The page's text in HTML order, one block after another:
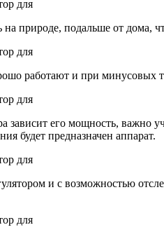
на природе, подальше от дома,
работают и при минусовых
зависит его мощность,
будет предназначен аппарат.
и с возможностью